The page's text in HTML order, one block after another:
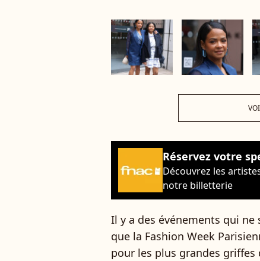
Réservez votre
Découvrez les
notre billetterie
Il y a des événements qui
que la Fashion Week
pour les plus grandes